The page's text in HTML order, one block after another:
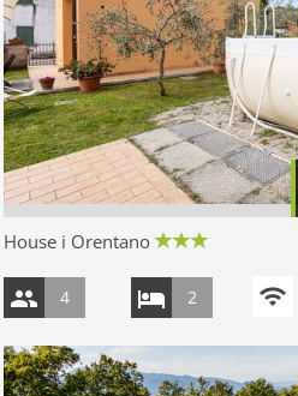
House i Orentano
4 2